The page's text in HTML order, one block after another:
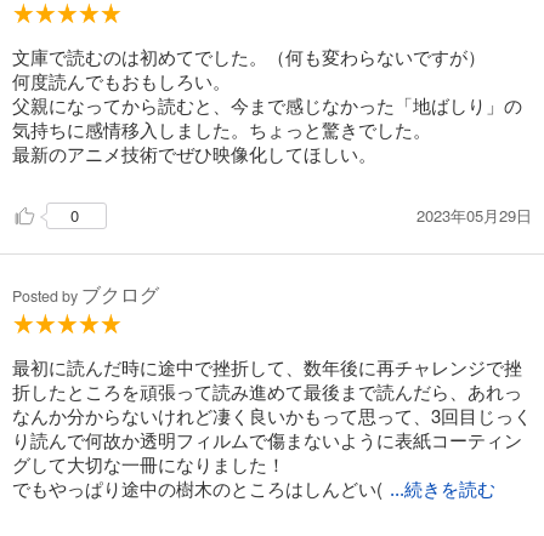
文庫で読むのは初めてでした。（何も変わらないですが）
何度読んでもおもしろい。
父親になってから読むと、今まで感じなかった「地ばしり」の
気持ちに感情移入しました。ちょっと驚きでした。
最新のアニメ技術でぜひ映像化してほしい。
0 2023年05月29日
Posted by ブクログ
最初に読んだ時に途中で挫折して、数年後に再チャレンジで挫
折したところを頑張って読み進めて最後まで読んだら、あれっ
なんか分からないけれど凄く良いかもって思って、3回目じっく
り読んで何故か透明フィルムで傷まないように表紙コーティン
グして大切な一冊になりました！
でもやっぱり途中の樹木のところはしんどい( ...続きを読む